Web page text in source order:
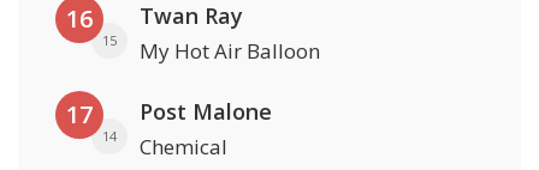
16
15
Twan Ray
My Hot Air Balloon
17
14
Post Malone
Chemical